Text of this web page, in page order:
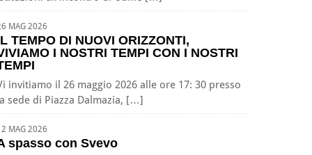
MAG 2026
TEMPO DI NUOVI ORIZZONTI,
I NOSTRI TEMPI CON I NOSTRI
invitiamo il 26 maggio 2026 alle ore 17: 30 presso
sede di Piazza Dalmazia, […]
MAG 2026
spasso con Svevo